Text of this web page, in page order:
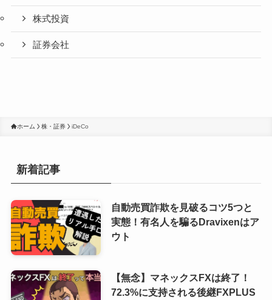
株式投資
証券会社
ホーム 株・証券 iDeCo
新着記事
自動売買詐欺を見破るコツ5つと
実態！有名人を騙るDravixenはア
ウト
【無念】マネックスFXは終了！
72.3%に支持される後継FXPLUS